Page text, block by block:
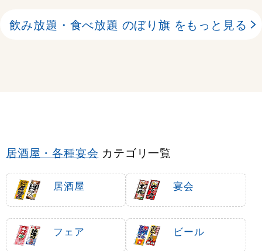
飲み放題・食べ放題 のぼり旗 をもっと見る
居酒屋・各種宴会 カテゴリ一覧
居酒屋 宴会
フェア ビール